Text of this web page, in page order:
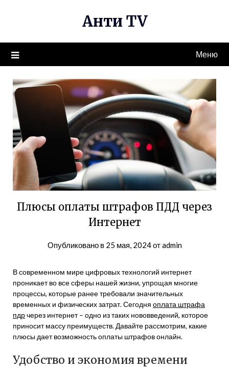
Анти TV
Меню
Плюсы оплаты штрафов ПДД через
Интернет
Опубликовано в 25 мая, 2024отadmin
В современном мире цифровых технологий интернет
проникает во все сферы нашей жизни, упрощая многие
процессы, которые ранее требовали значительных
временных и физических затрат. Сегодня оплата штрафа
пдрчерез интернет – одно из таких нововведений, которое
приносит массу преимуществ. Давайте рассмотрим, какие
плюсы дает возможность оплаты штрафов онлайн.
Удобство и экономия времени